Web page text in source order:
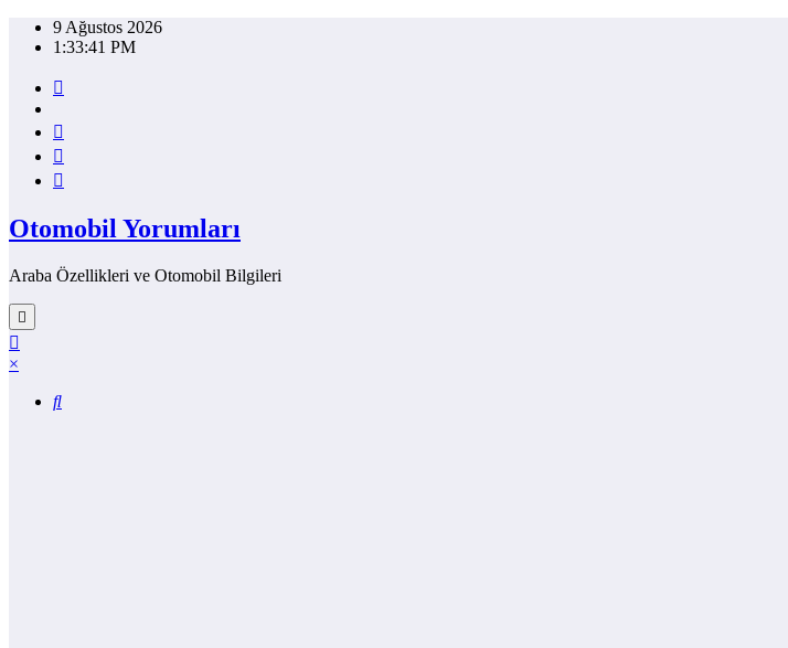
İçeriğe9 Ağustos 2026
1:33:41 PM
Otomobil Yorumları
Araba Özellikleri ve Otomobil Bilgileri
×